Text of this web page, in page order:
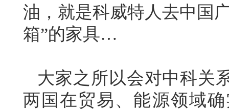
油，就是科威特人去中国
箱”的家具…
大家之所以会对中科关
两国在贸易、能源领域